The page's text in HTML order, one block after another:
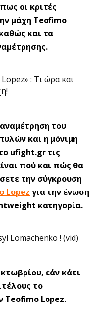
οι κριτές
μάχη Teofimo
και τα
: Τι ώρα και
του
και η μόνιμη
ufight.gr τις
πού και πώς θα
την σύγκρουση
Lopez για την ένωση
κατηγορία.
Lomachenko ! (vid)
εάν κάτι
το
Teofimo Lopez.